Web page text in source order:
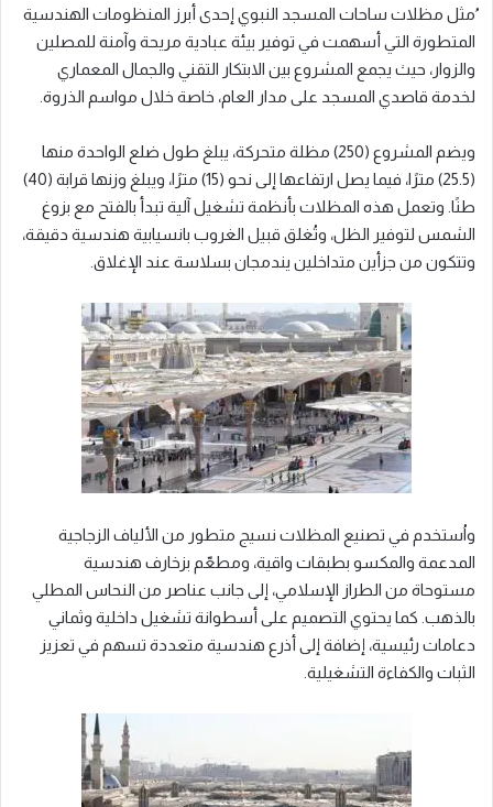
ُمثل مظلات ساحات المسجد النبوي إحدى أبرز المنظومات الهندسية
المتطورة التي أسهمت في توفير بيئة عبادية مريحة وآمنة للمصلين
والزوار، حيث يجمع المشروع بين الابتكار التقني والجمال المعماري
لخدمة قاصدي المسجد على مدار العام، خاصة خلال مواسم الذروة.
ويضم المشروع (250) مظلة متحركة، يبلغ طول ضلع الواحدة منها
(25.5) مترًا، فيما يصل ارتفاعها إلى نحو (15) مترًا، ويبلغ وزنها قرابة (40)
طنًا. وتعمل هذه المظلات بأنظمة تشغيل آلية تبدأ بالفتح مع بزوغ
الشمس لتوفير الظل، وتُغلق قبيل الغروب بانسيابية هندسية دقيقة،
وتتكون من جزأين متداخلين يندمجان بسلاسة عند الإغلاق.
واُستخدم في تصنيع المظلات نسيج متطور من الألياف الزجاجية
المدعمة والمكسو بطبقات واقية، ومطعّم بزخارف هندسية
مستوحاة من الطراز الإسلامي، إلى جانب عناصر من النحاس المطلي
بالذهب. كما يحتوي التصميم على أسطوانة تشغيل داخلية وثماني
دعامات رئيسية، إضافة إلى أذرع هندسية متعددة تسهم في تعزيز
الثبات والكفاءة التشغيلية.